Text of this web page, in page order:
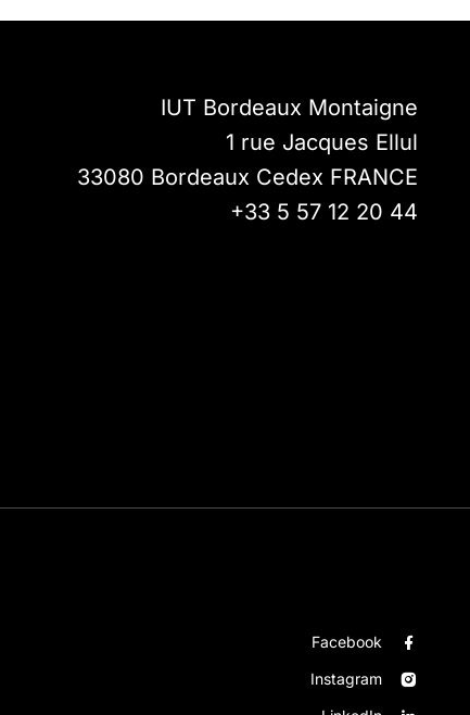
IUT Bordeaux Montaigne
1 rue Jacques Ellul
33080 Bordeaux Cedex FRANCE
+33 5 57 12 20 44
Facebook
Instagram